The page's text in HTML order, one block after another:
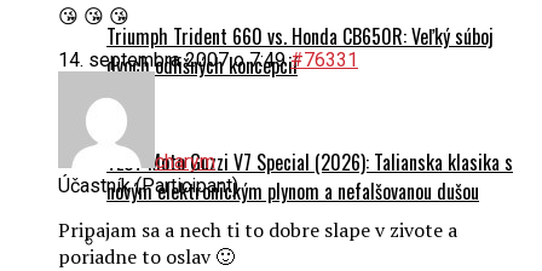
Triumph Trident 660 vs. Honda CB650R: Veľký súboj
dvoch odlišných koncepcií
TEST Moto Guzzi V7 Special (2026): Talianska klasika s
novým elektronickým plynom a nefalšovanou dušou
😘 😘 😘
14. septembra 2007 o 7:49 #76331
charym
Účastník (Participant)
Pripajam sa a nech ti to dobre slape v zivote a
poriadne to oslav 🙂